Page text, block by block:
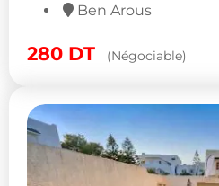
Ben Arous
280 DT (Négociable)